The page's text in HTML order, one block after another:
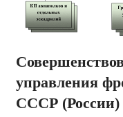
управления
СССР (России)